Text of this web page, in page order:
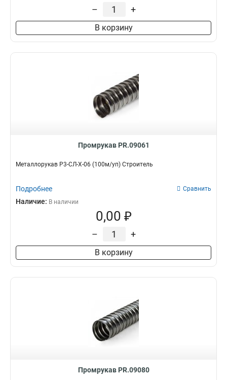
– +
В корзину
Промрукав PR.09061
Металлорукав Р3-СЛ-Х-06 (100м/уп) Строитель
Подробнее Сравнить
Наличие: В наличии
0,00 ₽
– +
В корзину
Промрукав PR.09080